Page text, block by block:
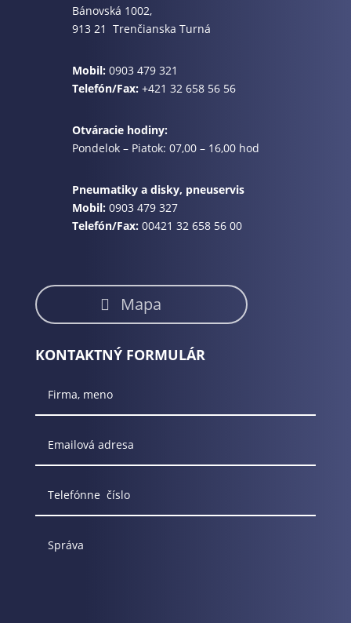
Bánovská 1002,
913 21 Trenčianska Turná
Mobil: 0903 479 321
Telefón/Fax:+421 32 658 56 56
Otváracie hodiny:
Pondelok – Piatok: 07,00 – 16,00 hod
Pneumatiky a disky, pneuservis
Mobil: 0903 479 327
Telefón/Fax:00421 32 658 56 00
Mapa
KONTAKTNÝ FORMULÁR